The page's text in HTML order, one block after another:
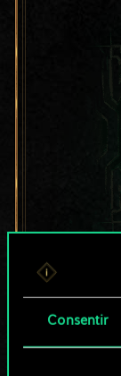
Consentir
Por